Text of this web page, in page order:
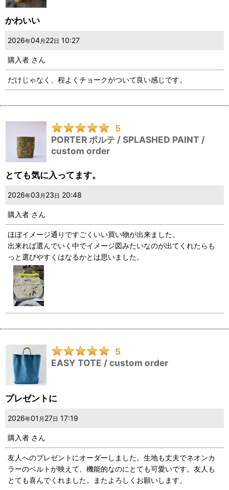
かわいい
2026年04月 22日 10:27
購入者 さん
だけじゃなく、程よくチョークがついて良い感じです。
5
PORTER ポルテ / SPLASHED PAINT /
custom order
とても気に入ってます。
2026年03 月 23 日 20:48
購入者 さん
ほぼイメージ通りですごくいい買い物が出来ました。
出来れば選んでいく中でイメージ図みたいなのが出てくれたらも
っと選びやすくはなるかとは思いました。
5
EASY TOTE / custom order
プレゼントに
2026年01 月 27日 17:19
購入者 さん
友人へのプレゼントにオーダーしました。生地も丈夫でネオンカ
ラーのベルトが映えて、機能的なのにとても可愛いです。友人も
とても喜んでくれました。またよろしくお願いします。